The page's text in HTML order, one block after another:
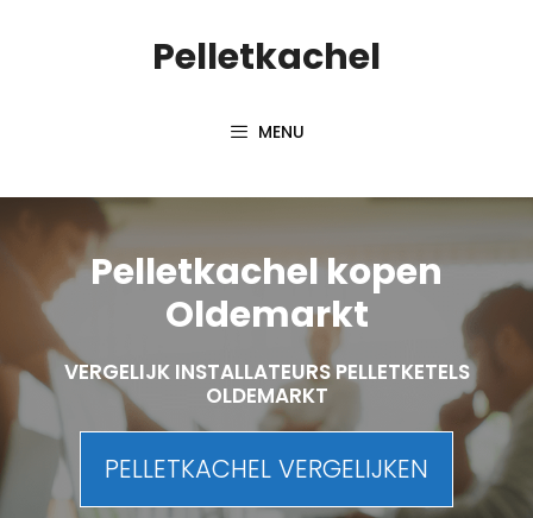
Pelletkachel
MENU
Pelletkachel kopen
Oldemarkt
VERGELIJK INSTALLATEURS PELLETKETELS
OLDEMARKT
PELLETKACHEL VERGELIJKEN